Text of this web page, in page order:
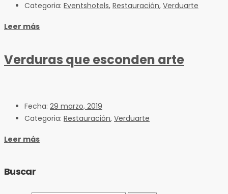
Categoria: Eventshotels, Restauración, Verduarte
Leer más
Verduras que esconden arte
Fecha: 29 marzo, 2019
Categoria: Restauración, Verduarte
Leer más
Buscar